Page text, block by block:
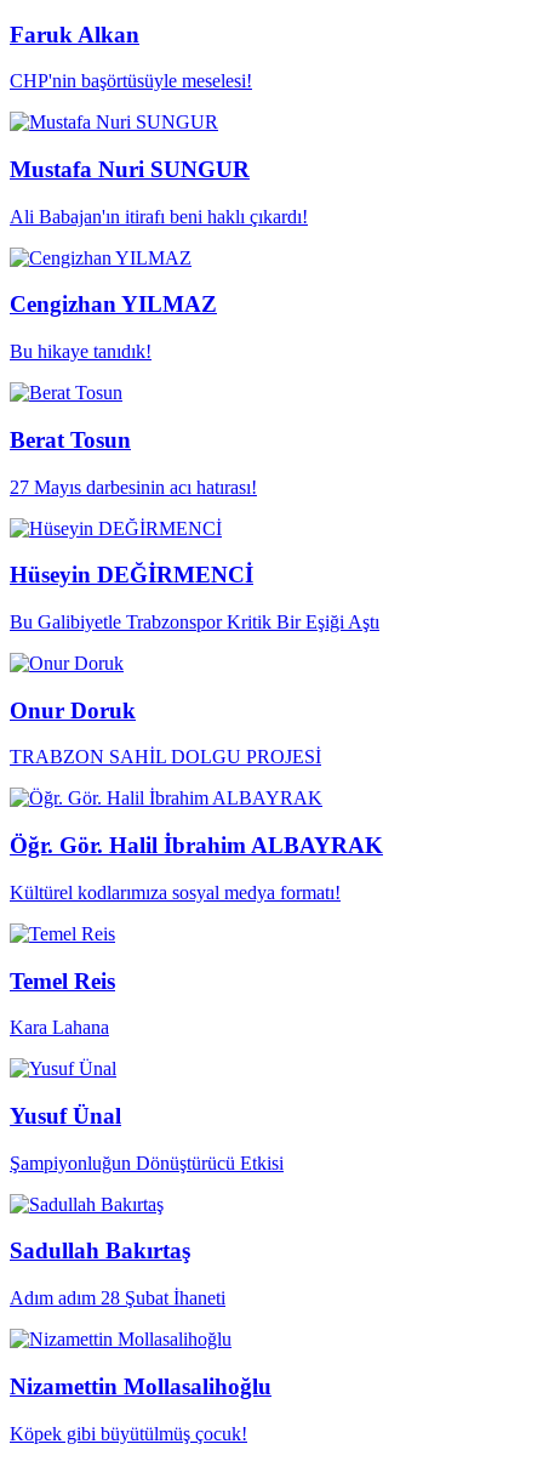
Faruk Alkan
CHP'nin başörtüsüyle meselesi!
Mustafa Nuri SUNGUR
Ali Babajan'ın itirafı beni haklı çıkardı!
Cengizhan YILMAZ
Bu hikaye tanıdık!
Berat Tosun
27 Mayıs darbesinin acı hatırası!
Hüseyin DEĞİRMENCİ
Bu Galibiyetle Trabzonspor Kritik Bir Eşiği Aştı
Onur Doruk
TRABZON SAHİL DOLGU PROJESİ
Öğr. Gör. Halil İbrahim ALBAYRAK
Kültürel kodlarımıza sosyal medya formatı!
Temel Reis
Kara Lahana
Yusuf Ünal
Şampiyonluğun Dönüştürücü Etkisi
Sadullah Bakırtaş
Adım adım 28 Şubat İhaneti
Nizamettin Mollasalihoğlu
Köpek gibi büyütülmüş çocuk!